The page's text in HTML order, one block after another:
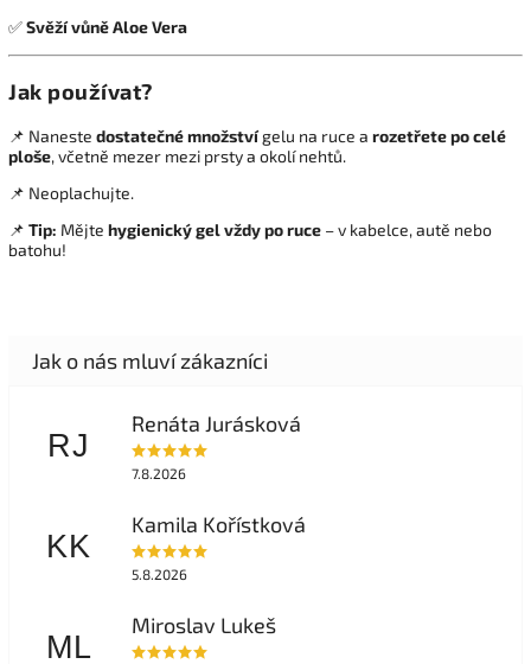
✅Svěží vůně Aloe Vera
Jak používat?
📌 Naneste dostatečné množstvígelu na ruce a rozetřete po celé
ploše, včetně mezer mezi prsty a okolí nehtů.
📌 Neoplachujte.
📌 Tip: Mějte hygienický gel vždy po ruce – v kabelce, autě nebo
batohu!
RJ
Renáta Jurásková
7.8.2026
KK
Kamila Kořístková
5.8.2026
ML
Miroslav Lukeš